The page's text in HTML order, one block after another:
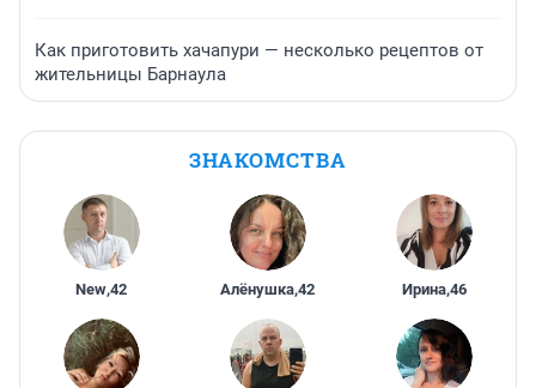
Как приготовить хачапури — несколько рецептов от
жительницы Барнаула
ЗНАКОМСТВА
New,42 Алёнушка,42 Ирина,46